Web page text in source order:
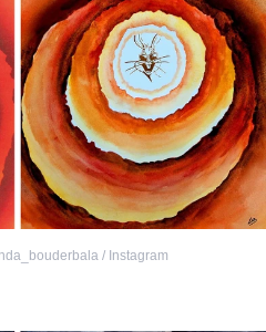
/ Instagram